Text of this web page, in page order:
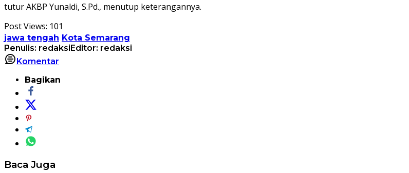
tutur AKBP Yunaldi, S.Pd., menutup keterangannya.
Post Views: 101
jawa tengah Kota Semarang
Penulis: redaksiEditor: redaksi
Komentar
Bagikan
Baca Juga